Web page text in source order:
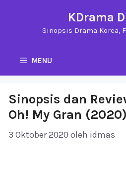
KDrama
Sinopsis Drama Korea,
MENU
Sinopsis dan
Oh! My Gran (2020)
3 Oktober 2020 oleh idmas